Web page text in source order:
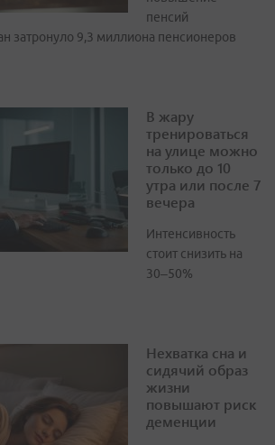
пенсий
затронуло 9,3 миллиона пенсионеров
В жару
тренироваться
на улице можно
только до 10
утра или после 7
вечера
Интенсивность
стоит снизить на
30–50%
Нехватка сна и
сидячий образ
жизни
повышают риск
деменции